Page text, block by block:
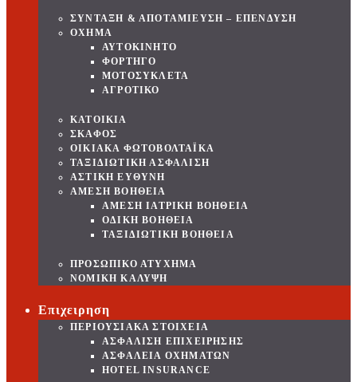
ΣΥΝΤΑΞΗ & ΑΠΟΤΑΜΙΕΥΣΗ – ΕΠΕΝΔΥΣΗ
ΟΧΗΜΑ
ΑΥΤΟΚΙΝΗΤΟ
ΦΟΡΤΗΓΟ
ΜΟΤΟΣΥΚΛΕΤΑ
ΑΓΡΟΤΙΚΟ
ΚΑΤΟΙΚΙΑ
ΣΚΑΦΟΣ
ΟΙΚΙΑΚΑ ΦΩΤΟΒΟΛΤΑΪΚΑ
ΤΑΞΙΔΙΩΤΙΚΗ ΑΣΦΑΛΙΣΗ
ΑΣΤΙΚΗ ΕΥΘΥΝΗ
ΑΜΕΣΗ ΒΟΗΘΕΙΑ
ΑΜΕΣΗ ΙΑΤΡΙΚΗ ΒΟΗΘΕΙΑ
ΟΔΙΚΗ ΒΟΗΘΕΙΑ
ΤΑΞΙΔΙΩΤΙΚΗ ΒΟΗΘΕΙΑ
ΠΡΟΣΩΠΙΚΟ ΑΤΥΧΗΜΑ
ΝΟΜΙΚΗ ΚΑΛΥΨΗ
Επιχειρηση
ΠΕΡΙΟΥΣΙΑΚΑ ΣΤΟΙΧΕΙΑ
ΑΣΦΑΛΙΣΗ ΕΠΙΧΕΙΡΗΣΗΣ
ΑΣΦΑΛΕΙΑ ΟΧΗΜΑΤΩΝ
HOTEL INSURANCE